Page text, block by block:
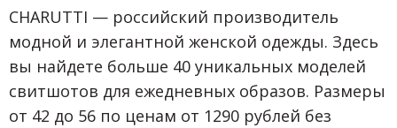
CHARUTTI — российский производитель
модной и элегантной женской одежды. Здесь
вы найдете больше 40 уникальных моделей
свитшотов для ежедневных образов. Размеры
от 42 до 56 по ценам от 1290 рублей без